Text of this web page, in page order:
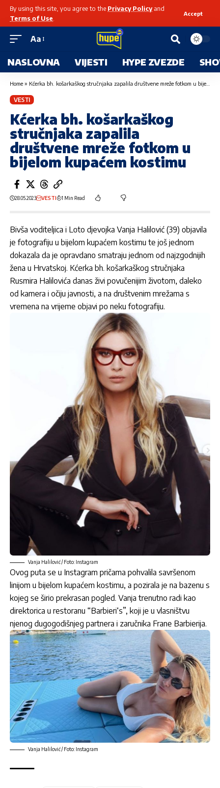
By using this site, you agree to the Privacy Policyand
Terms of Use
Accept
Aa
NASLOVNA VIJESTI HYPE ZVEZDE
Home » Kćerka bh. košarkaškog stručnjaka zapalila društvene mreže fotkom u bijelom kupaćem kostimu
VESTI
Kćerka bh. košarkaškog
stručnjaka zapalila
društvene mreže fotkom u
bijelom kupaćem kostimu
28.05.2023 VESTI 1 Min Read
Bivša voditeljica i Loto djevojka Vanja Halilović (39) objavila
je fotografiju u bijelom kupaćem kostimu te još jednom
dokazala da je opravdano smatraju jednom od najzgodnijih
žena u Hrvatskoj. Kćerka bh. košarkaškog stručnjaka
Rusmira Halilovića danas živi povučenijim životom, daleko
od kamera i očiju javnosti, a na društvenim mrežama s
vremena na vrijeme objavi po neku fotografiju.
Vanja Halilović / Foto: Instagram
Ovog puta se u Instagram pričama pohvalila savršenom
linijom u bijelom kupaćem kostimu, a pozirala je na bazenu s
kojeg se širio prekrasan pogled. Vanja trenutno radi kao
direktorica u restoranu “Barbieri‘s”, koji je u vlasništvu
njenog dugogodišnjeg partnera i zaručnika Frane Barbierija.
Vanja Halilović / Foto: Instagram